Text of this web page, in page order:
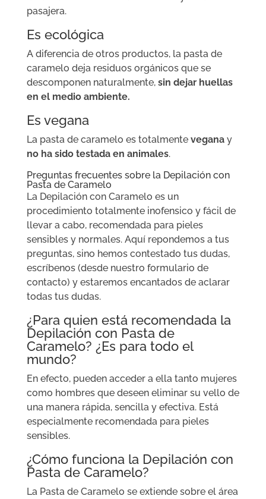
pasajera.
Es ecológica
A diferencia de otros productos, la pasta de
caramelo deja residuos orgánicos que se
descomponen naturalmente, sin dejar huellas
en el medio ambiente.
Es vegana
La pasta de caramelo es totalmente veganay
no ha sido testada en animales.
Preguntas frecuentes sobre la Depilación con
Pasta de Caramelo
La Depilación con Caramelo es un
procedimiento totalmente inofensico y fácil de
llevar a cabo, recomendada para pieles
sensibles y normales. Aquí repondemos a tus
preguntas, sino hemos contestado tus dudas,
escríbenos (desde nuestro formulario de
contacto) y estaremos encantados de aclarar
todas tus dudas.
¿Para quien está recomendada la
Depilación con Pasta de
Caramelo? ¿Es para todo el
mundo?
En efecto, pueden acceder a ella tanto mujeres
como hombres que deseen eliminar su vello de
una manera rápida, sencilla y efectiva. Está
especialmente recomendada para pieles
sensibles.
¿Cómo funciona la Depilación con
Pasta de Caramelo?
La Pasta de Caramelo se extiende sobre el área